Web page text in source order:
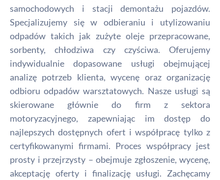
samochodowych i stacji demontażu pojazdów.
Specjalizujemy się w odbieraniu i utylizowaniu
odpadów takich jak zużyte oleje przepracowane,
sorbenty, chłodziwa czy czyściwa. Oferujemy
indywidualnie dopasowane usługi obejmującej
analizę potrzeb klienta, wycenę oraz organizację
odbioru odpadów warsztatowych. Nasze usługi są
skierowane głównie do firm z sektora
motoryzacyjnego, zapewniając im dostęp do
najlepszych dostępnych ofert i współpracę tylko z
certyfikowanymi firmami. Proces współpracy jest
prosty i przejrzysty – obejmuje zgłoszenie, wycenę,
akceptację oferty i finalizację usługi. Zachęcamy